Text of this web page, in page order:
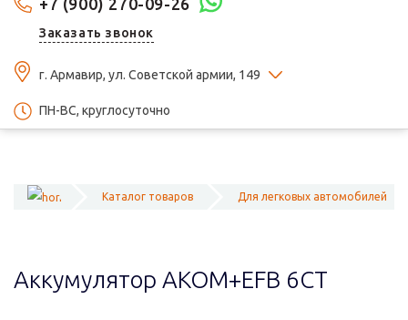
+7 (900) 270-09-26
Заказать звонок
г. Армавир, ул. Советской армии, 149
ПН-ВС, круглосуточно
Каталог товаров Для легковых автомобилей
Аккумулятор AKOM+EFB 6СТ